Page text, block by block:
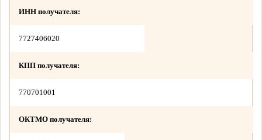
ИНН получателя:
7727406020
КПП получателя:
770701001
ОКТМО получателя: